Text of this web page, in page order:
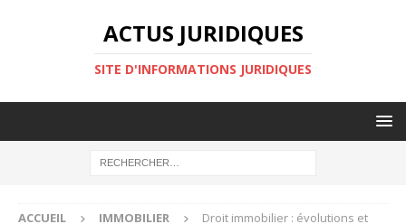
ACTUS JURIDIQUES
SITE D'INFORMATIONS JURIDIQUES
ACCUEIL IMMOBILIER
Droit immobilier : évolutions et